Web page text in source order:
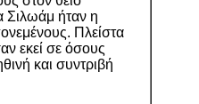
ήταν η
Πλείστα
εκεί σε όσους
και συντριβή